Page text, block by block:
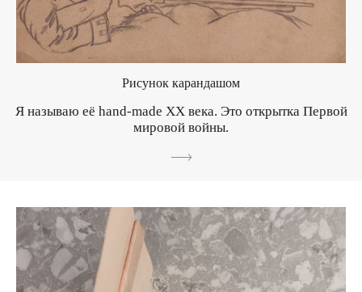
Рисунок карандашом
Я называю её hand-made ХХ века. Это открытка Первой
мировой войны.